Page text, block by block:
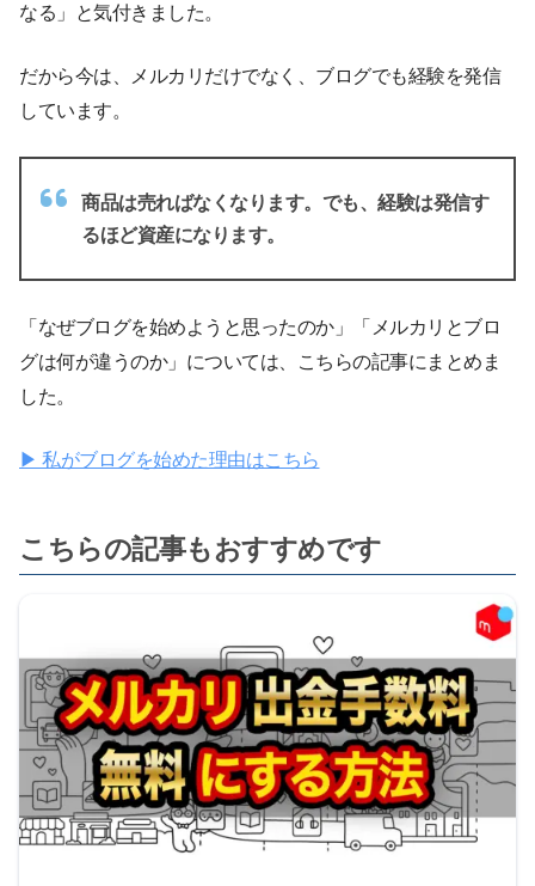
なる」と気付きました。
だから今は、メルカリだけでなく、ブログでも経験を発信
しています。
商品は売ればなくなります。でも、経験は発信す
るほど資産になります。
「なぜブログを始めようと思ったのか」「メルカリとブロ
グは何が違うのか」については、こちらの記事にまとめま
した。
▶ 私がブログを始めた理由はこちら
こちらの記事もおすすめです